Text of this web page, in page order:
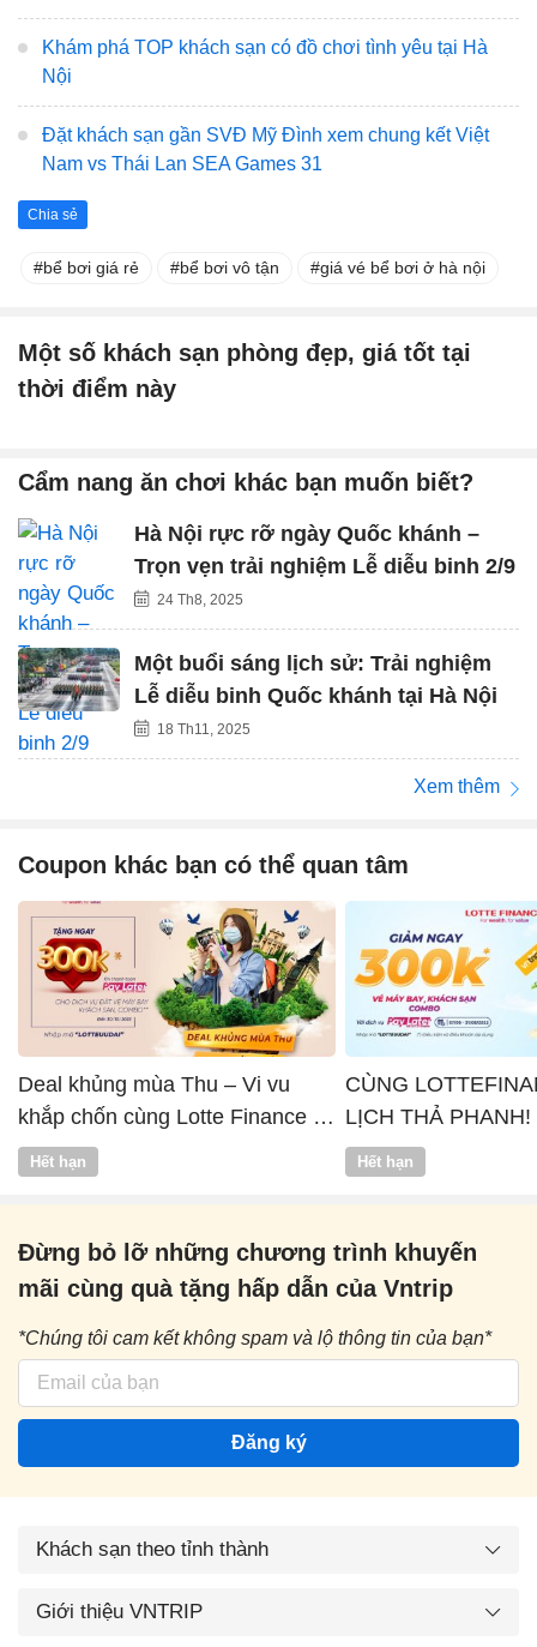
Khám phá TOP khách sạn có đồ chơi tình yêu tại Hà
Nội
Đặt khách sạn gần SVĐ Mỹ Đình xem chung kết Việt
Nam vs Thái Lan SEA Games 31
Chia sẻ
bể bơi giá rẻ bể bơi vô tận giá vé bể bơi ở hà nội
Một số khách sạn phòng đẹp, giá tốt tại
thời điểm này
Cẩm nang ăn chơi khác bạn muốn biết?
Hà Nội rực rỡ ngày Quốc khánh –
Trọn vẹn trải nghiệm Lễ diễu binh 2/9
24 Th8, 2025
Một buổi sáng lịch sử: Trải nghiệm
Lễ diễu binh Quốc khánh tại Hà Nội
18 Th11, 2025
Xem thêm
Coupon khác bạn có thể quan tâm
Deal khủng mùa Thu – Vi vu
khắp chốn cùng Lotte Finance x
Vntrip
Hết hạn
CÙNG
LỊCH THẢ PHANH!
Hết hạn
Đừng bỏ lỡ những chương trình khuyến
mãi cùng quà tặng hấp dẫn của Vntrip
*Chúng tôi cam kết không spam và lộ thông tin của bạn*
Đăng ký
Khách sạn theo tỉnh thành
Giới thiệu VNTRIP